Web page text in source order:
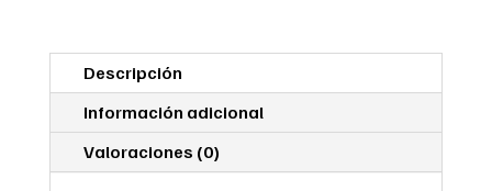
Atún
75g
cantidad
Descripción
Información adicional
Valoraciones (0)